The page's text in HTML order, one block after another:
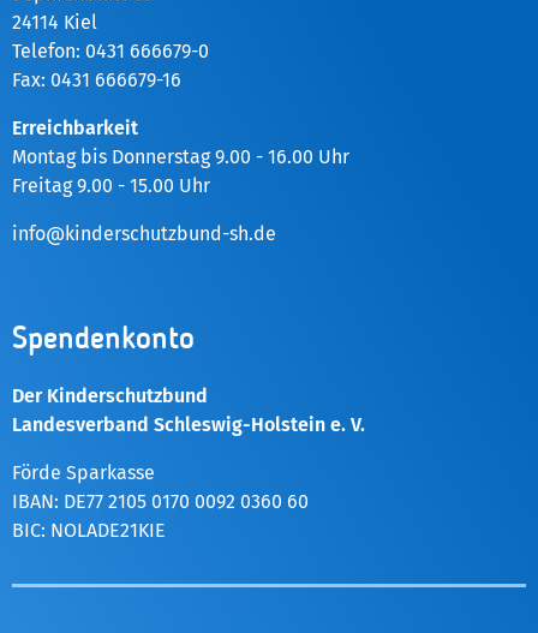
24114 Kiel
Telefon: 0431 666679-0
Fax: 0431 666679-16
Erreichbarkeit
Montag bis Donnerstag 9.00 - 16.00 Uhr
Freitag 9.00 - 15.00 Uhr
info@kinderschutzbund-sh.de
Spendenkonto
Der Kinderschutzbund
Landesverband Schleswig-Holstein e. V.
Förde Sparkasse
IBAN: DE77 2105 0170 0092 0360 60
BIC: NOLADE21KIE